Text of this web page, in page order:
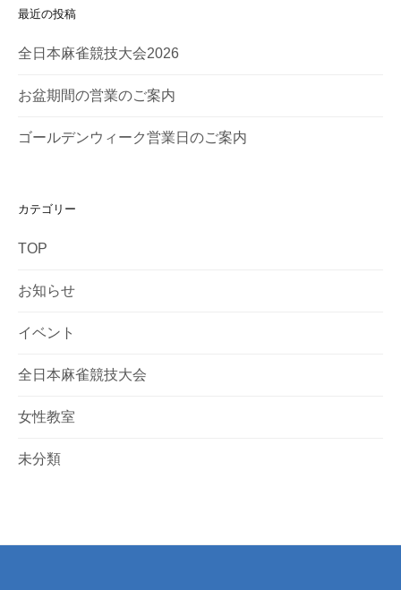
最近の投稿
全日本麻雀競技大会2026
お盆期間の営業のご案内
ゴールデンウィーク営業日のご案内
カテゴリー
TOP
お知らせ
イベント
全日本麻雀競技大会
女性教室
未分類